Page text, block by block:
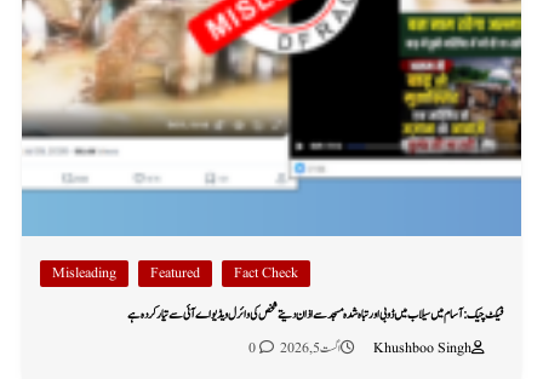
Fact Check
Featured
Misleading
فیکٹ چیک: آسام میں سیلاب میں ڈوبی اور تباہ شدہ مسجد سے اذان دیتے شخص کی وائرل ویڈیو اے آئی سے تیار کردہ ہے
Khushboo Singh
اگست 5, 2026 0